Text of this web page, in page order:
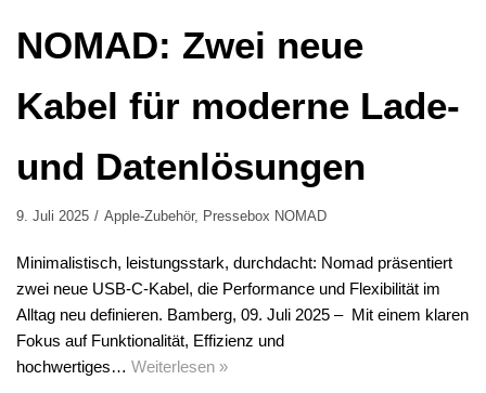
NOMAD: Zwei neue
Kabel für moderne Lade-
und Datenlösungen
9. Juli 2025 Apple-Zubehör, Pressebox NOMAD
Minimalistisch, leistungsstark, durchdacht: Nomad präsentiert
zwei neue USB-C-Kabel, die Performance und Flexibilität im
Alltag neu definieren. Bamberg, 09. Juli 2025 – Mit einem klaren
Fokus auf Funktionalität, Effizienz und
hochwertiges… Weiterlesen »